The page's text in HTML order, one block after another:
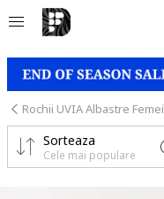
Rochii UVIA Albastre Femei
Sorteaza
Cele mai populare